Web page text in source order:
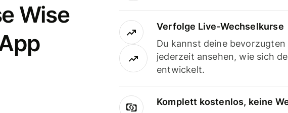
Wise
Verfolge Live-Wechselkurse
Du kannst deine
jederzeit ansehen, wie sich
entwickelt.
Komplett kostenlos, keine